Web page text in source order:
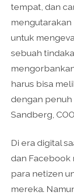
tempat, dan
mengutarakan
untuk
sebuah
harus bisa
dengan penuh
Sandberg,
Di era digital
dan Facebook
para netizen
mereka.